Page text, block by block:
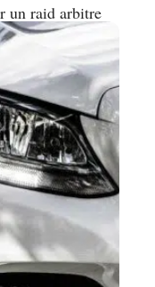
un raid arbitre